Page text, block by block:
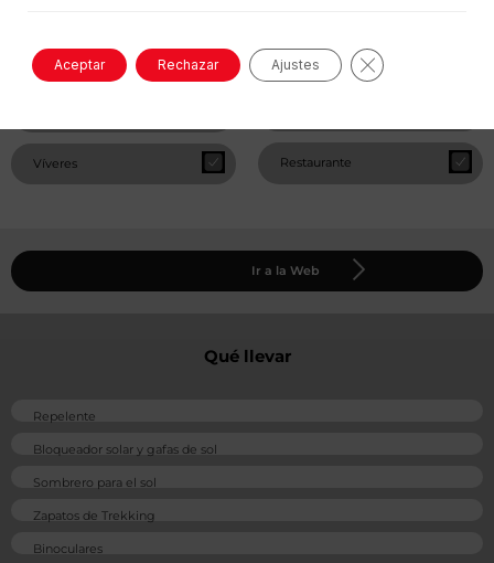
Baños
Víveres
Camping
Restaurante
Ir a la Web
Qué llevar
Repelente
Bloqueador solar y gafas de sol
Sombrero para el sol
Zapatos de Trekking
Binoculares
Aceptar Rechazar Ajustes Cerrar el